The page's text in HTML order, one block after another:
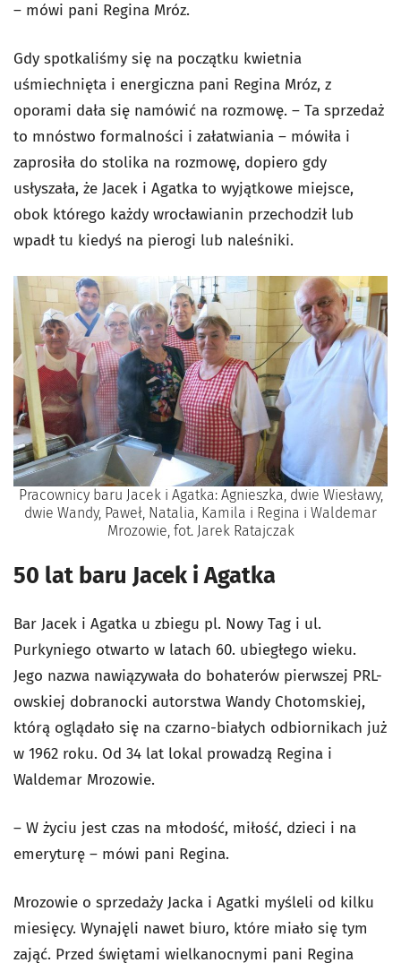
– mówi pani Regina Mróz.
Gdy spotkaliśmy się na początku kwietnia
uśmiechnięta i energiczna pani Regina Mróz, z
oporami dała się namówić na rozmowę. – Ta sprzedaż
to mnóstwo formalności i załatwiania – mówiła i
zaprosiła do stolika na rozmowę, dopiero gdy
usłyszała, że Jacek i Agatka to wyjątkowe miejsce,
obok którego każdy wrocławianin przechodził lub
wpadł tu kiedyś na pierogi lub naleśniki.
Pracownicy baru Jacek i Agatka: Agnieszka, dwie Wiesławy,
dwie Wandy, Paweł, Natalia, Kamila i Regina i Waldemar
Mrozowie, fot. Jarek Ratajczak
50 lat baru Jacek i Agatka
Bar Jacek i Agatka u zbiegu pl. Nowy Tag i ul.
Purkyniego otwarto w latach 60. ubiegłego wieku.
Jego nazwa nawiązywała do bohaterów pierwszej PRL-
owskiej dobranocki autorstwa Wandy Chotomskiej,
którą oglądało się na czarno-białych odbiornikach już
w 1962 roku. Od 34 lat lokal prowadzą Regina i
Waldemar Mrozowie.
– W życiu jest czas na młodość, miłość, dzieci i na
emeryturę – mówi pani Regina.
Mrozowie o sprzedaży Jacka i Agatki myśleli od kilku
miesięcy. Wynajęli nawet biuro, które miało się tym
zająć. Przed świętami wielkanocnymi pani Regina